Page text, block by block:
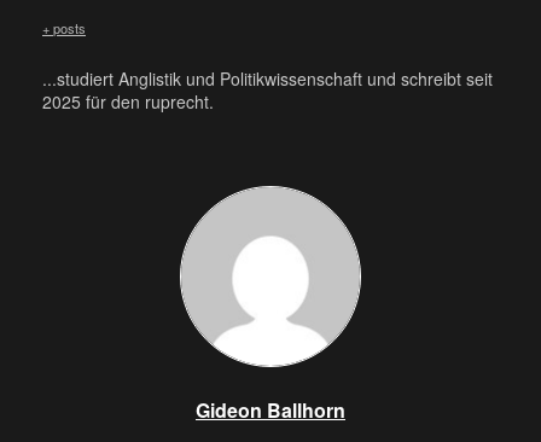
+ posts
...studiert Anglistik und Politikwissenschaft und schreibt seit
2025 für den ruprecht.
Gideon Ballhorn